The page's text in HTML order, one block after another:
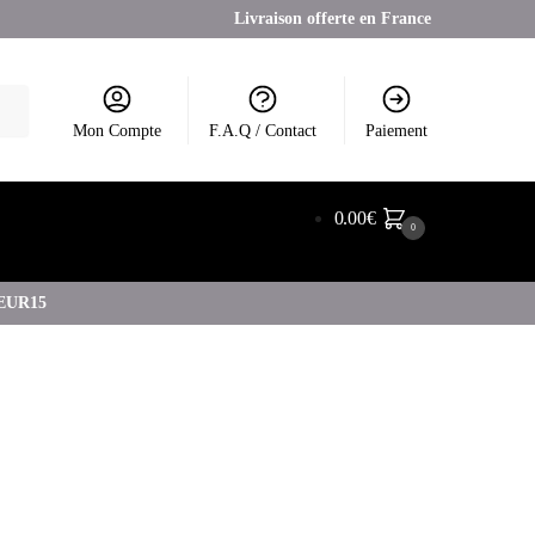
Livraison offerte en France
Mon Compte F.A.Q / Contact Paiement
0.00€ 0